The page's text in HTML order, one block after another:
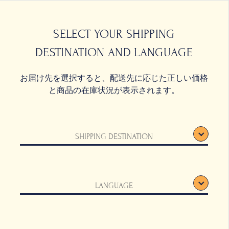
SELECT YOUR SHIPPING
DESTINATION AND LANGUAGE
お届け先を選択すると、配送先に応じた正しい価格
と商品の在庫状況が表示されます。
SHIPPING DESTINATION
LANGUAGE
ター
ィン（錫）,